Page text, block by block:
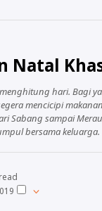
Natal
hari. Bagi
mencicipi
Sabang sampai
bersama keluarga.